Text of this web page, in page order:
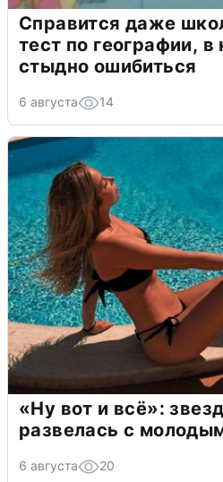
Справится даже
тест по географии, в
стыдно ошибиться
6 августа 14
«Ну вот и всё»:
развелась с
6 августа 20